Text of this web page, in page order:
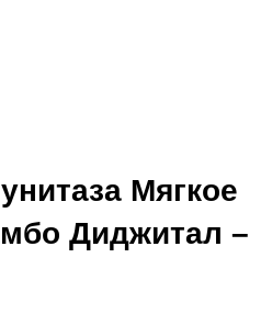
Мягкое
Диджитал –